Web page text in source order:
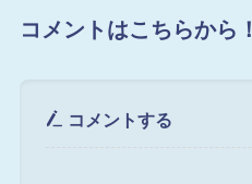
コメントはこちらから！
コメントする